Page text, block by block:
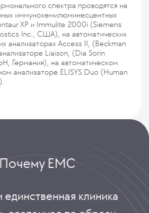
спектра проводятся на
иммунохемилюминесцентных
XP и Immulite 2000i (Siemens
Inc., США), на автоматических
анализаторах Access II, (Beckman
Liaison, (Dia Sorin
Германия), на автоматическом
анализаторе ELISYS Duo (Human
Почему ЕМС
клиника